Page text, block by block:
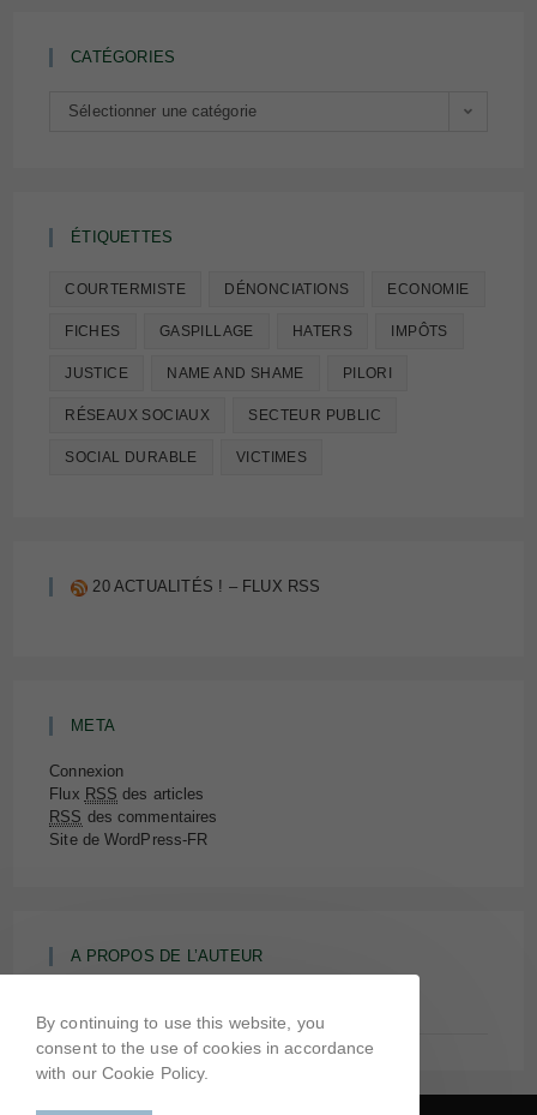
CATÉGORIES
Catégories
Sélectionner une catégorie
ÉTIQUETTES
COURTERMISTE DÉNONCIATIONS ECONOMIE
FICHES GASPILLAGE HATERS IMPÔTS
JUSTICE NAME AND SHAME PILORI
RÉSEAUX SOCIAUX SECTEUR PUBLIC
SOCIAL DURABLE VICTIMES
20 ACTUALITÉS ! – FLUX RSS
META
Connexion
Flux RSS des articles
RSS des commentaires
Site de WordPress-FR
A PROPOS DE L’AUTEUR
By continuing to use this website, you
consent to the use of cookies in accordance
with our Cookie Policy.